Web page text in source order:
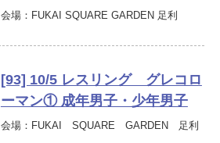
会場：FUKAI SQUARE GARDEN 足利
[93] 10/5 レスリング グレコロ
ーマン① 成年男子・少年男子
会場：FUKAI SQUARE GARDEN 足利